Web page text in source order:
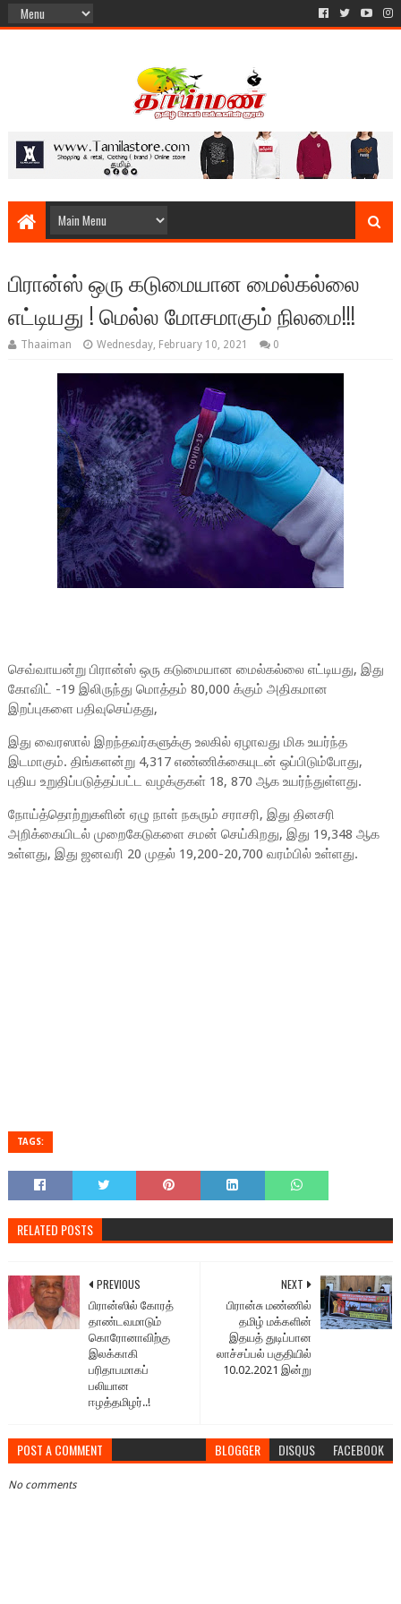
பிரான்ஸ் ஒரு கடுமையான மைல்கல்லை
எட்டியது ! மெல்ல மோசமாகும் நிலமை!!!
Thaaiman Wednesday, February 10, 2021 0
செவ்வாயன்று பிரான்ஸ் ஒரு கடுமையான மைல்கல்லை எட்டியது, இது
கோவிட் -19 இலிருந்து மொத்தம் 80,000 க்கும் அதிகமான
இறப்புகளை பதிவுசெய்தது,
இது வைரஸால் இறந்தவர்களுக்கு உலகில் ஏழாவது மிக உயர்ந்த
இடமாகும். திங்களன்று 4,317 எண்ணிக்கையுடன் ஒப்பிடும்போது, ​​
புதிய உறுதிப்படுத்தப்பட்ட வழக்குகள் 18, 870 ஆக உயர்ந்துள்ளது.
நோய்த்தொற்றுகளின் ஏழு நாள் நகரும் சராசரி, இது தினசரி
அறிக்கையிடல் முறைகேடுகளை சமன் செய்கிறது, இது 19,348 ஆக
உள்ளது, இது ஜனவரி 20 முதல் 19,200-20,700 வரம்பில் உள்ளது.
TAGS:
RELATED POSTS
NEXT
பிரான்சு மண்ணில்
தமிழ் மக்களின்
இதயத் துடிப்பான
லாச்சப்பல் பகுதியில்
10.02.2021 இன்று
PREVIOUS
பிரான்ஸில் கோரத்
தாண்டவமாடும்
கொரோனாவிற்கு
இலக்காகி
பரிதாபமாகப்
பலியான
ஈழத்தமிழர்..!
POST A COMMENT BLOGGER DISQUS FACEBOOK
No comments